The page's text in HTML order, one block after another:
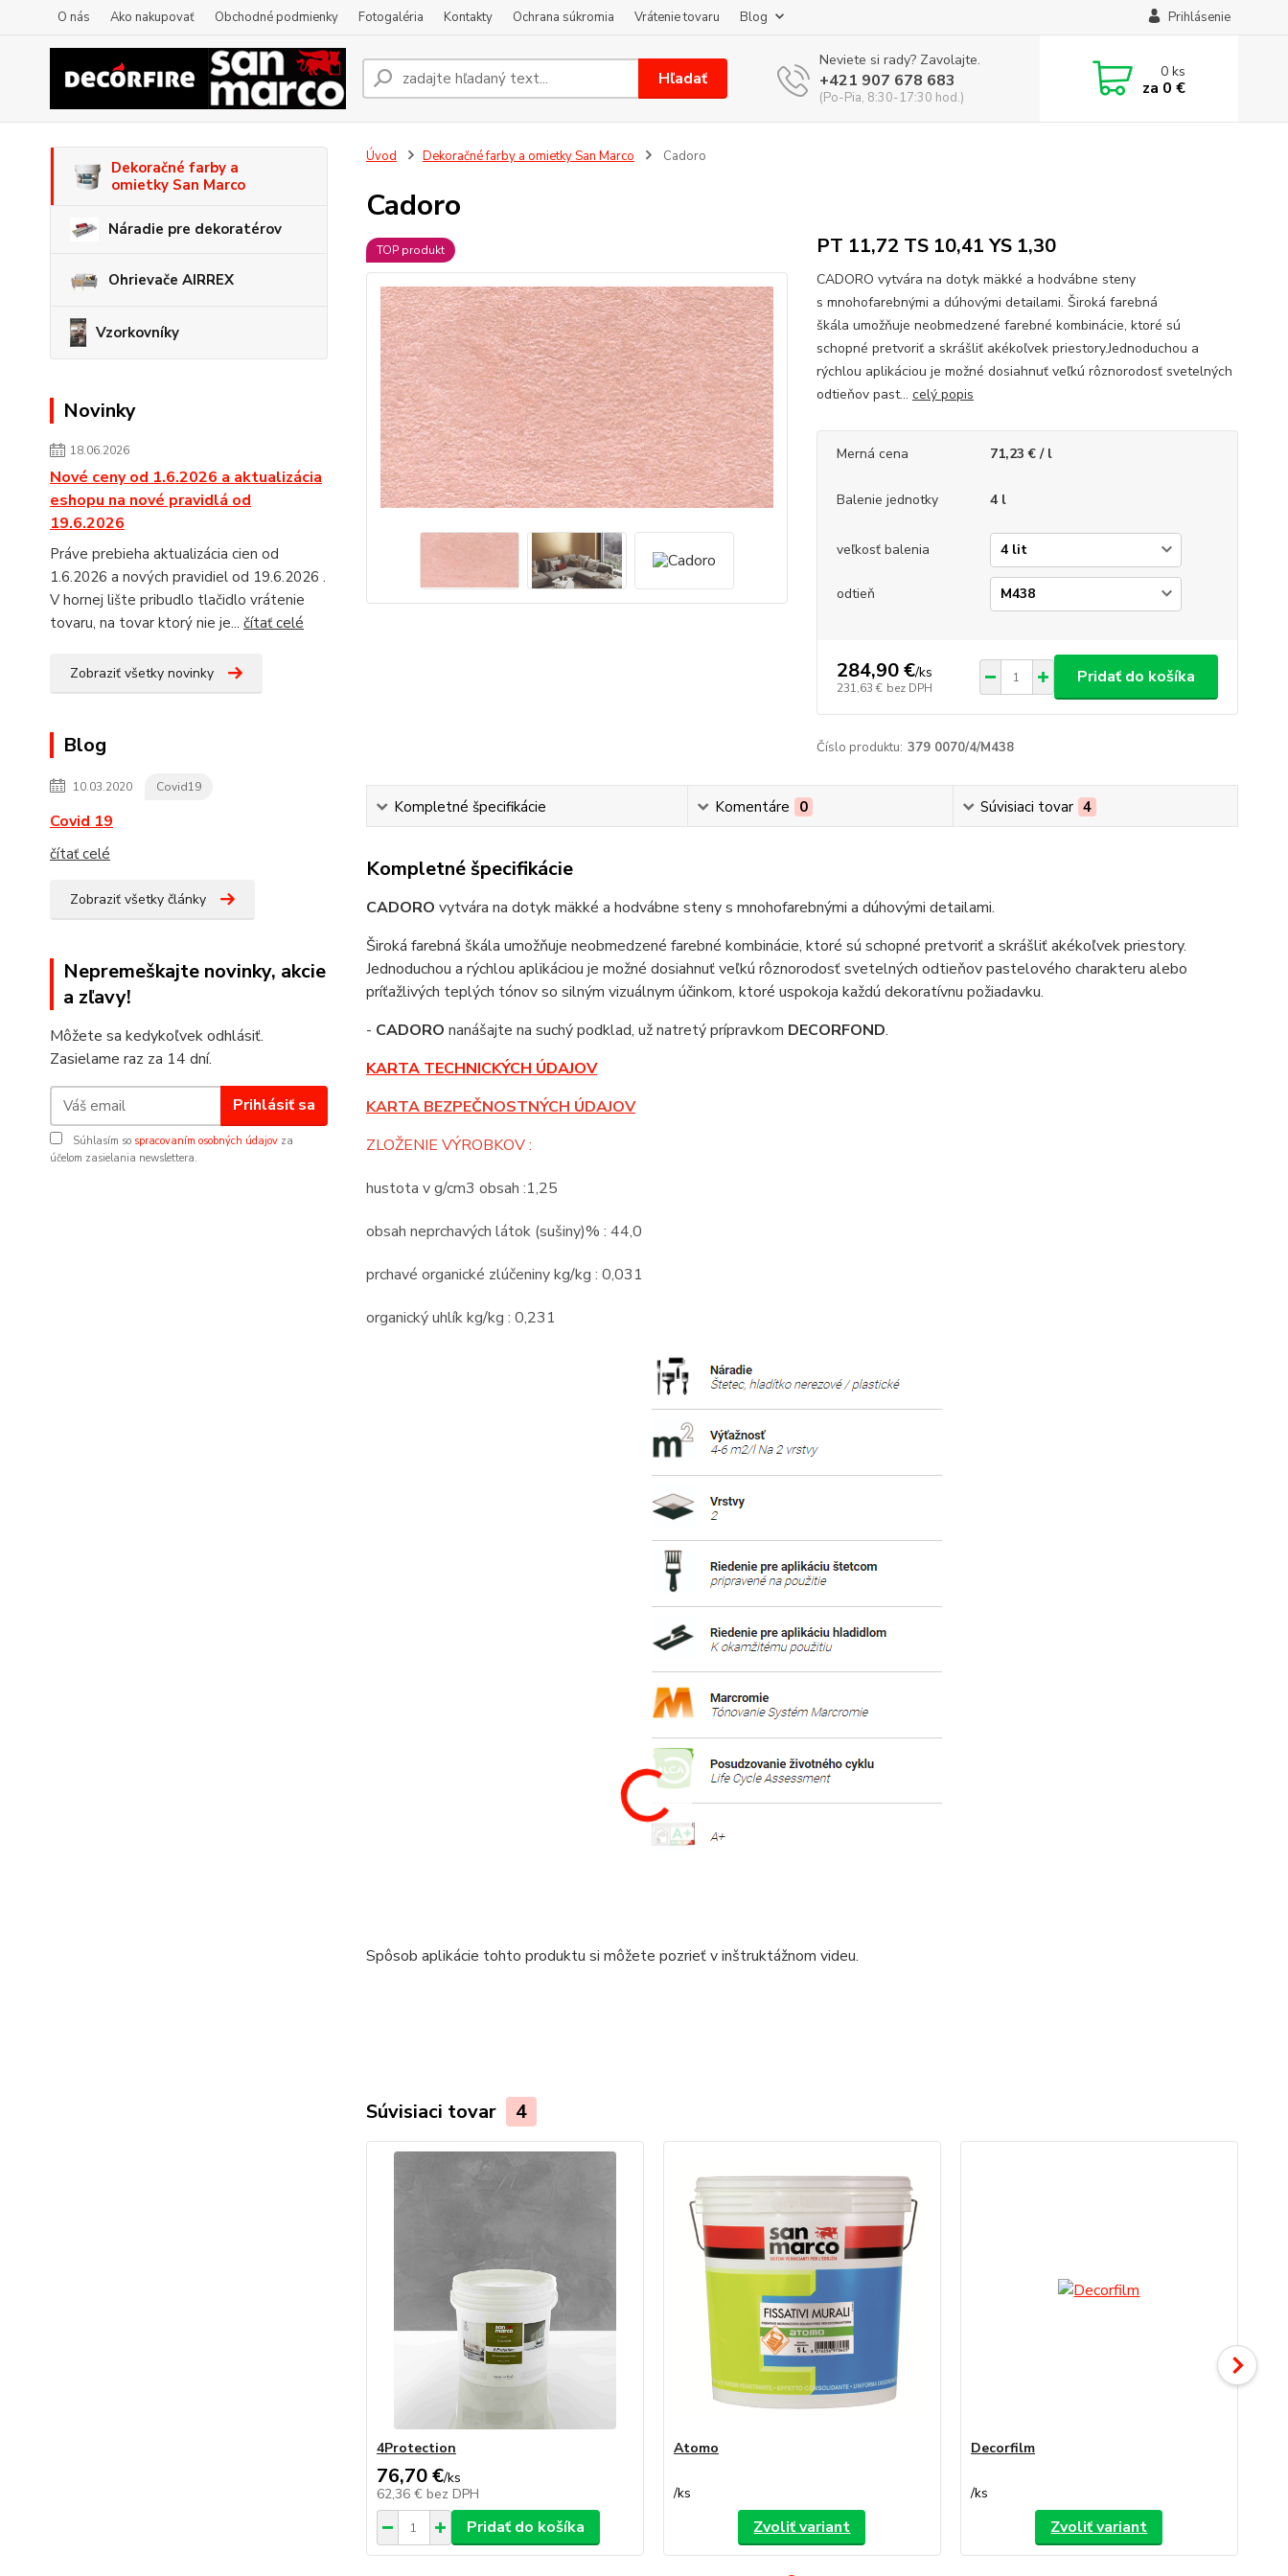
O nás Ako nakupovať Obchodné podmienky Fotogaléria Kontakty Ochrana súkromia Vrátenie tovaru Blog Prihlásenie
Hľadať
Neviete si rady? Zavolajte.
+421 907 678 683
(Po-Pia, 8:30-17:30 hod.)
0ks
za 0 €
Dekoračné farby a
omietky San Marco
Náradie pre dekoratérov
Ohrievače AIRREX
Vzorkovníky
Novinky
18.06.2026
Nové ceny od 1.6.2026 a aktualizácia
eshopu na nové pravidlá od
19.6.2026
Práve prebieha aktualizácia cien od
1.6.2026 a nových pravidiel od 19.6.2026 .
V hornej lište pribudlo tlačidlo vrátenie
tovaru, na tovar ktorý nie je... čítať celé
Zobraziť všetky novinky
Blog
10.03.2020 Covid19
Covid 19
čítať celé
Zobraziť všetky články
Nepremeškajte novinky, akcie
a zľavy!
Môžete sa kedykoľvek odhlásiť.
Zasielame raz za 14 dní.
Prihlásiť sa
Súhlasím so spracovaním osobných údajov za
účelom zasielania newslettera.
Úvod Dekoračné farby a omietky San Marco Cadoro
Cadoro
TOP produkt PT 11,72 TS 10,41 YS 1,30
CADORO vytvára na dotyk mäkké a hodvábne steny
s mnohofarebnými a dúhovými detailami. Široká farebná
škála umožňuje neobmedzené farebné kombinácie, ktoré sú
schopné pretvoriť a skrášliť akékoľvek priestory.Jednoduchou a
rýchlou aplikáciou je možné dosiahnuť veľkú rôznorodosť svetelných
odtieňov past... celý popis
Merná cena 71,23 € / l
Balenie jednotky 4 l
veľkosť balenia
odtieň
284,90 €/ks
231,63 € bez DPH
Pridať do košíka
Číslo produktu: 379 0070/4/M438
Kompletné špecifikácie Komentáre 0 Súvisiaci tovar 4
Kompletné špecifikácie
CADORO vytvára na dotyk mäkké a hodvábne steny s mnohofarebnými a dúhovými detailami.
Široká farebná škála umožňuje neobmedzené farebné kombinácie, ktoré sú schopné pretvoriť a skrášliť akékoľvek priestory.
Jednoduchou a rýchlou aplikáciou je možné dosiahnuť veľkú rôznorodosť svetelných odtieňov pastelového charakteru alebo
príťažlivých teplých tónov so silným vizuálnym účinkom, ktoré uspokoja každú dekoratívnu požiadavku.
- CADORO nanášajte na suchý podklad, už natretý prípravkom DECORFOND.
KARTA TECHNICKÝCH ÚDAJOV
KARTA BEZPEČNOSTNÝCH ÚDAJOV
ZLOŽENIE VÝROBKOV :
hustota v g/cm3 obsah :1,25
obsah neprchavých látok (sušiny)% : 44,0
prchavé organické zlúčeniny kg/kg : 0,031
organický uhlík kg/kg : 0,231
Spôsob aplikácie tohto produktu si môžete pozrieť v inštruktážnom videu.
Súvisiaci tovar 4
4Protection
76,70 €/ks
62,36 € bez DPH
Pridať do košíka
Atomo
/ks
Zvoliť variant
Decorfilm
/ks
Zvoliť variant